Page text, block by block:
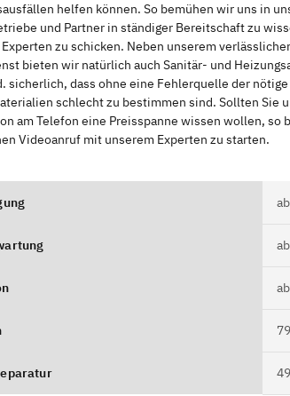
helfen können. So bemühen wir uns in
und Partner in ständiger Bereitschaft zu
zu schicken. Neben unserem
bieten wir natürlich auch Sanitär- und
sicherlich, dass ohne eine Fehlerquelle der
schlecht zu bestimmen sind. Sollten Sie
am Telefon eine Preisspanne wissen wollen, so
Videoanruf mit unserem Experten zu starten.